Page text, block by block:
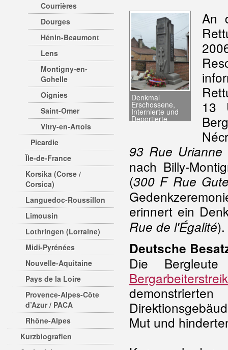
Courrières
Dourges
Hénin-Beaumont
Lens
Montigny-en-
Gohelle
Oignies
Saint-Omer
Vitry-en-Artois
Picardie
Île-de-France
Korsika (Corse /
Corsica)
Languedoc-Roussillon
Limousin
Lothringen (Lorraine)
Midi-Pyrénées
Nouvelle-Aquitaine
Pays de la Loire
Provence-Alpes-Côte
d’Azur / PACA
Rhône-Alpes
Kurzbiografien
Denkmal
Erschossene,
Internierte und
Deportierte
An
13
93 Rue Urianne
nach Billy-
(300 F Rue
erinnert ein
Rue de l'Égalité).
Deutsche
Die
Mut und